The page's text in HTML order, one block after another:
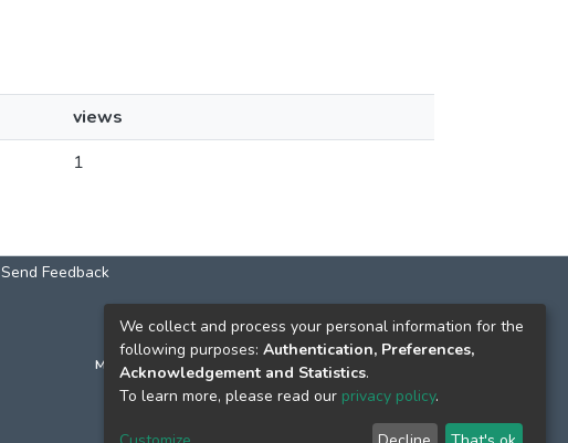
views
1
Send Feedback
КОНТАКТИ
м. Київ, вул. Григорія Сковороди, 2
к. 1, к. 120
We collect and process your personal information for the
following purposes: Authentication, Preferences,
Acknowledgement and Statistics.
To learn more, please read our privacy policy.